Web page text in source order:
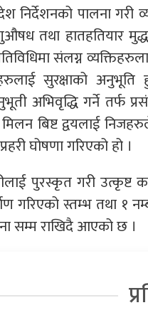
निर्देशनको पालना
तथा हातहतियार
संलग्न
सुरक्षाको
अभिवृद्धि गर्ने तर्फ
मिलन बिष्ट द्वयलाई
घोषणा गरिएको हो ।
पुरस्कृत गरी
गरिएको स्तम्भ तथा १
सम्म राखिदै आएको छ ।